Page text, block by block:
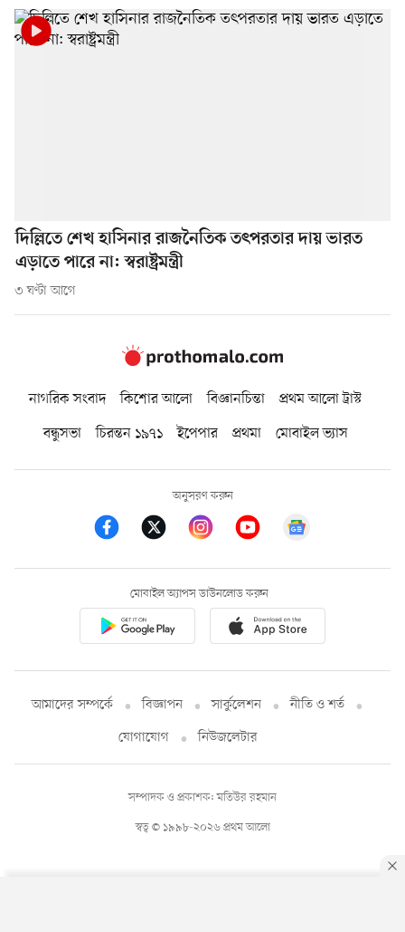
দিল্লিতে শেখ হাসিনার রাজনৈতিক তৎপরতার দায় ভারত
এড়াতে পারে না: স্বরাষ্ট্রমন্ত্রী
৩ ঘণ্টা আগে
নাগরিক সংবাদ কিশোর আলো বিজ্ঞানচিন্তা
প্রথম আলো ট্রাস্ট
বন্ধুসভা
চিরন্তন ১৯৭১ ইপেপার প্রথমা মোবাইল ভ্যাস
অনুসরণ করুন
মোবাইল অ্যাপস ডাউনলোড করুন
আমাদের সম্পর্কে বিজ্ঞাপন সার্কুলেশন
নীতি ও শর্ত
যোগাযোগ
নিউজলেটার
স্বত্ব © ১৯৯৮-২০২৬ প্রথম আলো
সম্পাদক ও প্রকাশক: মতিউর রহমান